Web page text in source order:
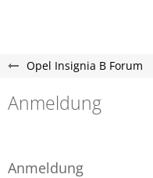
Opel Insignia B Forum
Anmeldung
Anmeldung